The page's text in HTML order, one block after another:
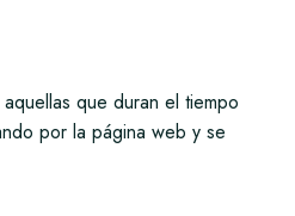
que duran el tiempo
por la página web y se